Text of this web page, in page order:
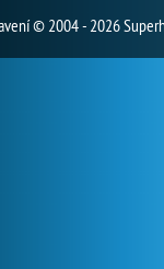
© 2004 - 2026